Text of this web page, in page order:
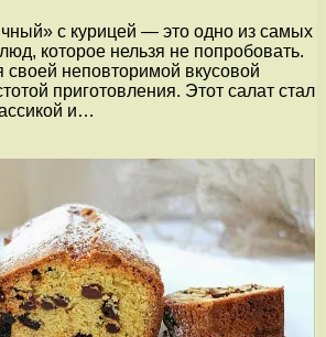
с курицей — это одно из самых
которое нельзя не попробовать.
своей неповторимой вкусовой
приготовления. Этот салат стал
и…